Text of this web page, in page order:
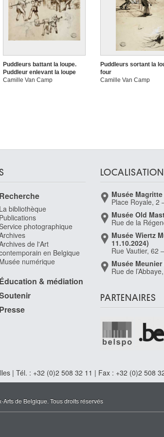
Puddleurs battant la loupe.
Puddleur enlevant la loupe
Camille Van Camp
Puddleurs sortant la
four
Camille Van Camp
Recherche
La bibliothèque
Publications
photographique
de l'Art
en Belgique
Musée numérique
Éducation & médiation
Presse
Musée
Place Royale, 2
Musée Old
Rue de la
Musée Wiertz
11.10.2024)
Rue Vautier, 62
Musée
Rue de
PARTENAIRES
| Tél. : +32 (0)2 508 32 11 | Fax : +32 (0)2 508
de Belgique. Tous droits réservés